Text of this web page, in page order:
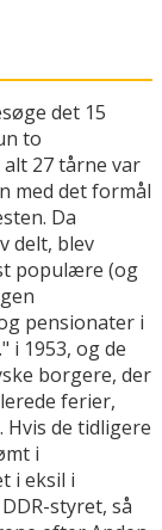
det 15
to
27 tårne var
med det formål
Da
delt, blev
populære (og
pensionater i
i 1953, og de
borgere, der
ferier,
de tidligere
i
i eksil i
styret, så